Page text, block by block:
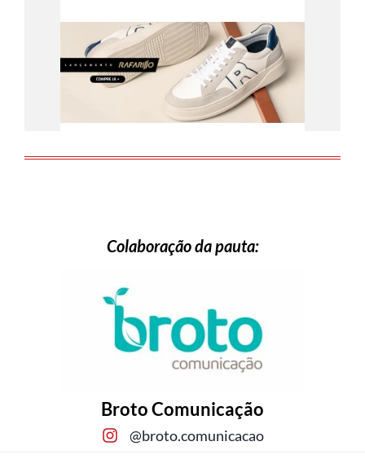
Colaboração da pauta:
Broto Comunicação
@broto.comunicacao